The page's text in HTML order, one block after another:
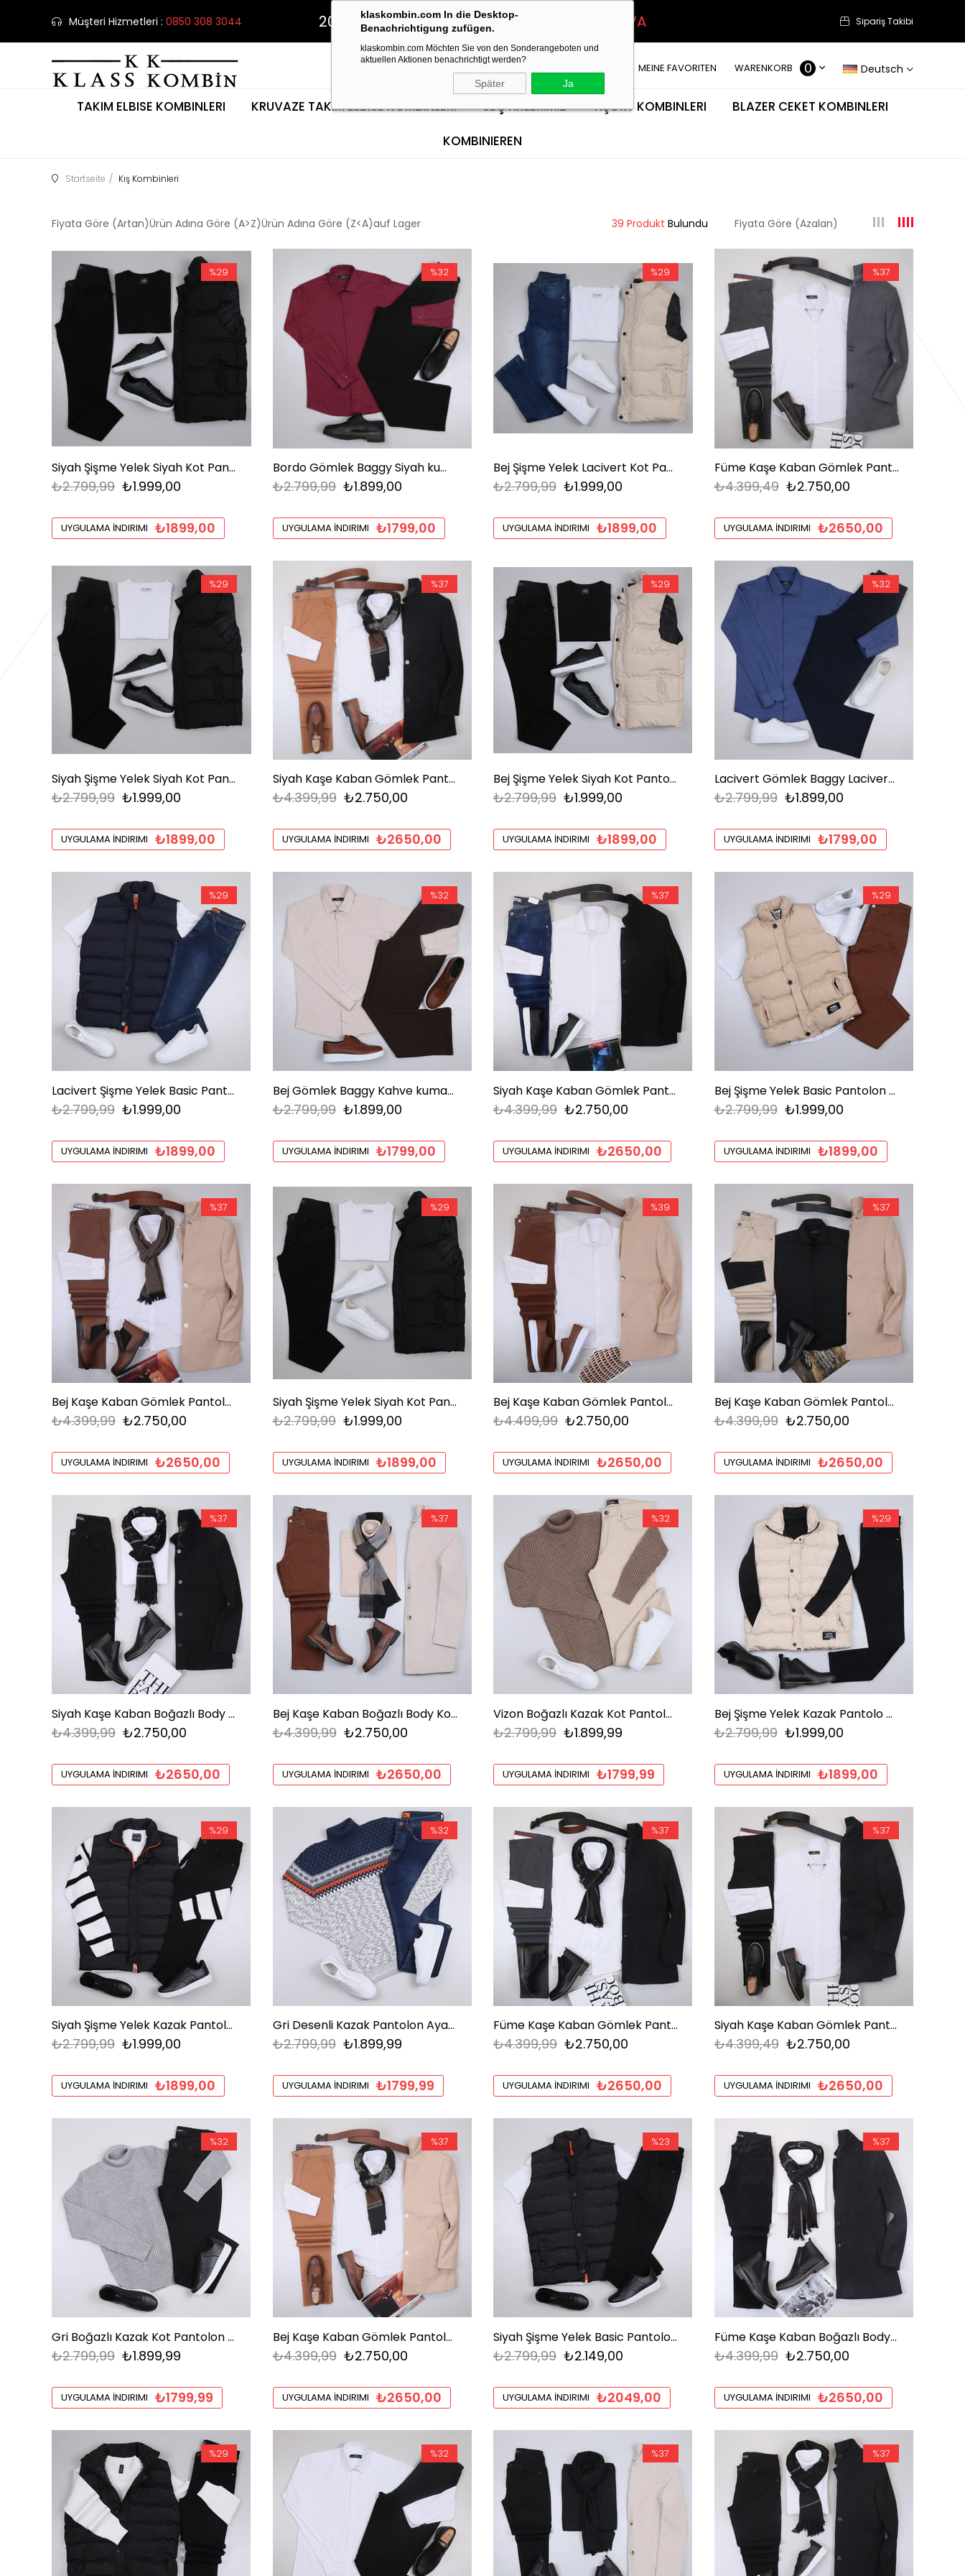
klaskombin.com In die Desktop-
Benachrichtigung zufügen.
klaskombin.com Möchten Sie von den Sonderangeboten und
aktuellen Aktionen benachrichtigt werden?
Später Ja
Müşteri Hizmetleri : 0850 308 3044 200TL ve ÜZERİ ALIŞVERİŞLERDE KARGO BEDAVA Sipariş Takibi
Deutsch
WARENKORB 0
TAKIM ELBISE KOMBINLERI KRUVAZE TAKIM ELBISE KOMBINLERI SEÇTİKLERİMİZ TIŞÖRT KOMBINLERI
BLAZER CEKET KOMBINLERI
KOMBINIEREN
Startseite Kış Kombinleri
Fiyata Göre (Artan) Fiyata Göre (Azalan)
Ürün Adına Göre (A>Z)Ürün Adına Göre (Z<A)auf Lager 39 Produkt
Siyah Şişme Yelek Siyah Kot Pantolon Siyah Tişört Ayakkabı Kombini
₺1.999,00
₺2.799,99
UYGULAMA İNDIRIMI ₺1899,00
%29
Bordo Gömlek Baggy Siyah kumaş Pantolon
₺1.899,00
₺2.799,99
UYGULAMA İNDIRIMI ₺1799,00
%32
Bej Şişme Yelek Lacivert Kot Pantolon Ayakkabı Kombini
₺1.999,00
₺2.799,99
UYGULAMA İNDIRIMI ₺1899,00
%29
Füme Kaşe Kaban Gömlek Pantolon Ayakkabı Kombin
₺2.750,00
₺4.399,49
UYGULAMA İNDIRIMI ₺2650,00
%37
Siyah Şişme Yelek Siyah Kot Pantolon Tişört Ayakkabı Kombini
₺1.999,00
₺2.799,99
UYGULAMA İNDIRIMI ₺1899,00
%29
Siyah Kaşe Kaban Gömlek Pantolon Ayakkabı Kombin
₺2.750,00
₺4.399,99
UYGULAMA İNDIRIMI ₺2650,00
%37
Bej Şişme Yelek Siyah Kot Pantolon Ayakkabı Kombini
₺1.999,00
₺2.799,99
UYGULAMA İNDIRIMI ₺1899,00
%29
Lacivert Gömlek Baggy Lacivert kumaş Pantolon
₺1.899,00
₺2.799,99
UYGULAMA İNDIRIMI ₺1799,00
%32
Lacivert Şişme Yelek Basic Pantolon Ayakkabı Kombin
₺1.999,00
₺2.799,99
UYGULAMA İNDIRIMI ₺1899,00
%29
Bej Gömlek Baggy Kahve kumaş Pantolon
₺1.899,00
₺2.799,99
UYGULAMA İNDIRIMI ₺1799,00
%32
Siyah Kaşe Kaban Gömlek Pantolon Ayakkabı Kombin
₺2.750,00
₺4.399,99
UYGULAMA İNDIRIMI ₺2650,00
%37
Bej Şişme Yelek Basic Pantolon Ayakkabı Kombin
₺1.999,00
₺2.799,99
UYGULAMA İNDIRIMI ₺1899,00
%29
Bej Kaşe Kaban Gömlek Pantolon Bot Kombin
₺2.750,00
₺4.399,99
UYGULAMA İNDIRIMI ₺2650,00
%37
Siyah Şişme Yelek Siyah Kot Pantolon Tişört Beyaz Ayakkabı Kombini
₺1.999,00
₺2.799,99
UYGULAMA İNDIRIMI ₺1899,00
%29
Bej Kaşe Kaban Gömlek Pantolon Ayakkabı Kombin
₺2.750,00
₺4.499,99
UYGULAMA İNDIRIMI ₺2650,00
%39
Bej Kaşe Kaban Gömlek Pantolon Bot Kombin
₺2.750,00
₺4.399,99
UYGULAMA İNDIRIMI ₺2650,00
%37
Siyah Kaşe Kaban Boğazlı Body Pantolon Bot Kombin
₺2.750,00
₺4.399,99
UYGULAMA İNDIRIMI ₺2650,00
%37
Bej Kaşe Kaban Boğazlı Body Kot Pantolon Bot Kombini
₺2.750,00
₺4.399,99
UYGULAMA İNDIRIMI ₺2650,00
%37
Vizon Boğazlı Kazak Kot Pantolon Ayakkabı Kombini
₺1.899,99
₺2.799,99
UYGULAMA İNDIRIMI ₺1799,99
%32
Bej Şişme Yelek Kazak Pantolo Ayakkabı Kombin
₺1.999,00
₺2.799,99
UYGULAMA İNDIRIMI ₺1899,00
%29
Siyah Şişme Yelek Kazak Pantolon Ayakkabı Kombin
₺1.999,00
₺2.799,99
UYGULAMA İNDIRIMI ₺1899,00
%29
Gri Desenli Kazak Pantolon Ayakkabı Kombini
₺1.899,99
₺2.799,99
UYGULAMA İNDIRIMI ₺1799,99
%32
Füme Kaşe Kaban Gömlek Pantolon Bot Kombin
₺2.750,00
₺4.399,99
UYGULAMA İNDIRIMI ₺2650,00
%37
Siyah Kaşe Kaban Gömlek Pantolon Ayakkabı Kombin
₺2.750,00
₺4.399,49
UYGULAMA İNDIRIMI ₺2650,00
%37
Gri Boğazlı Kazak Kot Pantolon Ayakkabı Kombini
₺1.899,99
₺2.799,99
UYGULAMA İNDIRIMI ₺1799,99
%32
Bej Kaşe Kaban Gömlek Pantolon Ayakkabı Kombin
₺2.750,00
₺4.399,99
UYGULAMA İNDIRIMI ₺2650,00
%37
Siyah Şişme Yelek Basic Pantolon Ayakkabı Kombin
₺2.149,00
₺2.799,99
UYGULAMA İNDIRIMI ₺2049,00
%23
Füme Kaşe Kaban Boğazlı Body Pantolon Bot Kombin
₺2.750,00
₺4.399,99
UYGULAMA İNDIRIMI ₺2650,00
%37
%29 %32 %37 %37